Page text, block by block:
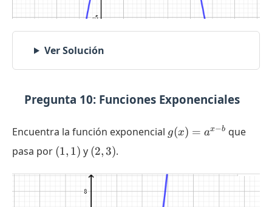
Ver Solución
Pregunta 10: Funciones Exponenciales
Encuentra la función exponencial g(x)
=
b}
g(x) = ax−b que
pasa por (1,
1)
(1, 1) y (2,
3)
(2, 3).